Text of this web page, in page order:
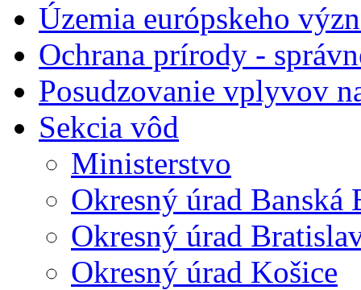
Územia európskeho
Ochrana prírody -
Posudzovanie vplyvov
Sekcia vôd
Ministerstvo
Okresný úrad Banská
Okresný úrad
Okresný úrad Košice